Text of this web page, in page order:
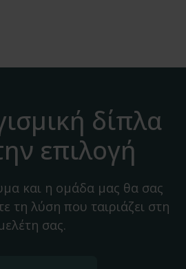
δίπλα
επιλογή
και η ομάδα μας θα σας
τη λύση που ταιριάζει στη
σας.